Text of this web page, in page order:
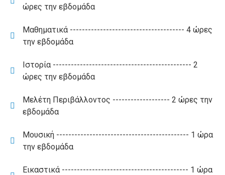
ώρες την εβδομάδα
Μαθηματικά -------------------------------------- 4 ώρες
την εβδομάδα
Ιστορία ---------------------------------------------- 2
ώρες την εβδομάδα
Μελέτη Περιβάλλοντος ------------------- 2 ώρες την
εβδομάδα
Μουσική -------------------------------------------- 1 ώρα
την εβδομάδα
Εικαστικά ------------------------------------------ 1 ώρα